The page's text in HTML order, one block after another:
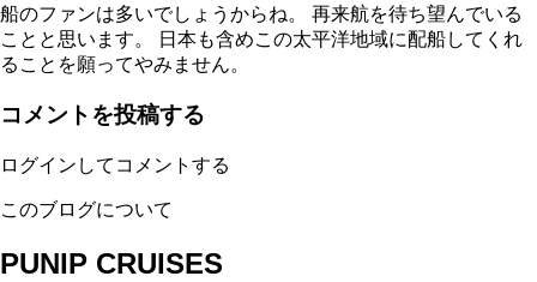
船のファンは多いでしょうからね。 再来航を待ち望んでいる
ことと思います。 日本も含めこの太平洋地域に配船してくれ
ることを願ってやみません。
コメントを投稿する
ログインしてコメントする
このブログについて
PUNIP CRUISES